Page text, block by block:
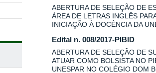
ABERTURA DE SELEÇÃO DE
ÁREA DE LETRAS INGLÊS
INICIAÇÃO À DOCÊNCIA DA
Edital n. 008/2017-PIBID
ABERTURA DE SELEÇÃO DE
ATUAR COMO BOLSISTA NO
UNESPAR NO COLÉGIO DOM